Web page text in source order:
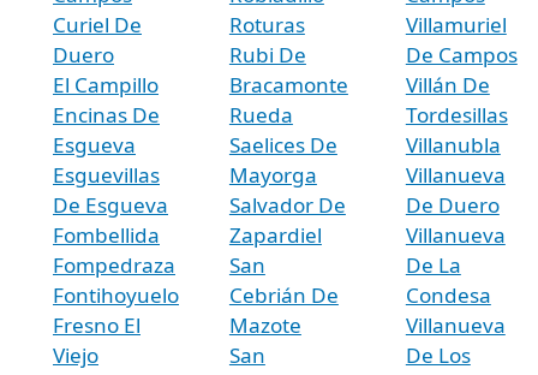
Curiel De
Duero
El Campillo
Encinas De
Esgueva
Esguevillas
De Esgueva
Fombellida
Fompedraza
Fontihoyuelo
Fresno El
Viejo
Roturas
Rubi De
Bracamonte
Rueda
Saelices De
Mayorga
Salvador De
Zapardiel
San
Cebrián De
Mazote
San
Villamuriel
De Campos
Villán De
Tordesillas
Villanubla
Villanueva
De Duero
Villanueva
De La
Condesa
Villanueva
De Los